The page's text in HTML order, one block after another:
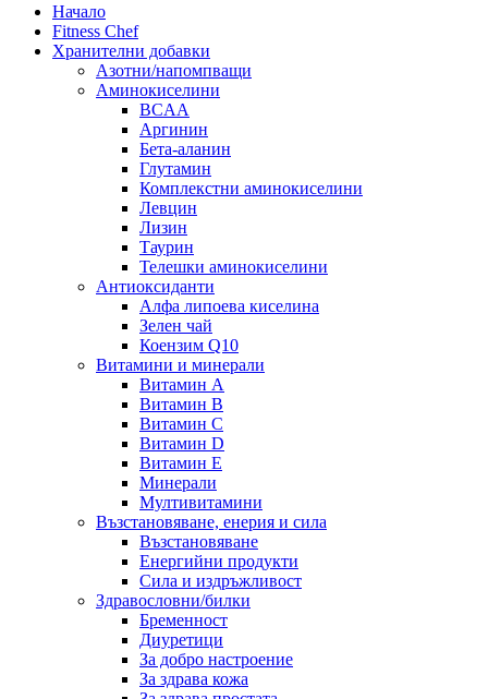
Начало
Fitness Chef
Хранителни добавки
Азотни/напомпващи
Аминокиселини
BCAA
Аргинин
Бета-аланин
Глутамин
Комплекстни аминокиселини
Левцин
Лизин
Таурин
Телешки аминокиселини
Антиоксиданти
Алфа липоева киселина
Зелен чай
Коензим Q10
Витамини и минерали
Витамин А
Витамин B
Витамин C
Витамин D
Витамин E
Минерали
Мултивитамини
Възстановяване, енерия и сила
Възстановяване
Енергийни продукти
Сила и издръжливост
Здравословни/билки
Бременност
Диуретици
За добро настроение
За здрава кожа